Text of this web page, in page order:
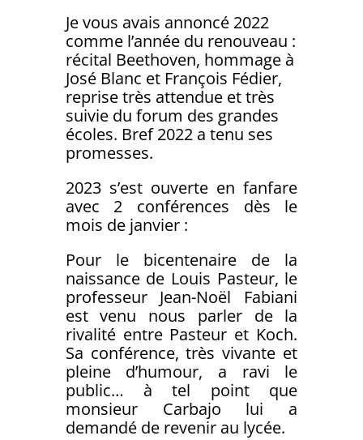
Je vous avais annoncé 2022
comme l’année du renouveau :
récital Beethoven, hommage à
José Blanc et François Fédier,
reprise très attendue et très
suivie du forum des grandes
écoles. Bref 2022 a tenu ses
promesses.
2023 s’est ouverte en fanfare
avec 2 conférences dès le
mois de janvier :
Pour le bicentenaire de la
naissance de Louis Pasteur, le
professeur Jean-Noël Fabiani
est venu nous parler de la
rivalité entre Pasteur et Koch.
Sa conférence, très vivante et
pleine d’humour, a ravi le
public… à tel point que
monsieur Carbajo lui a
demandé de revenir au lycée.